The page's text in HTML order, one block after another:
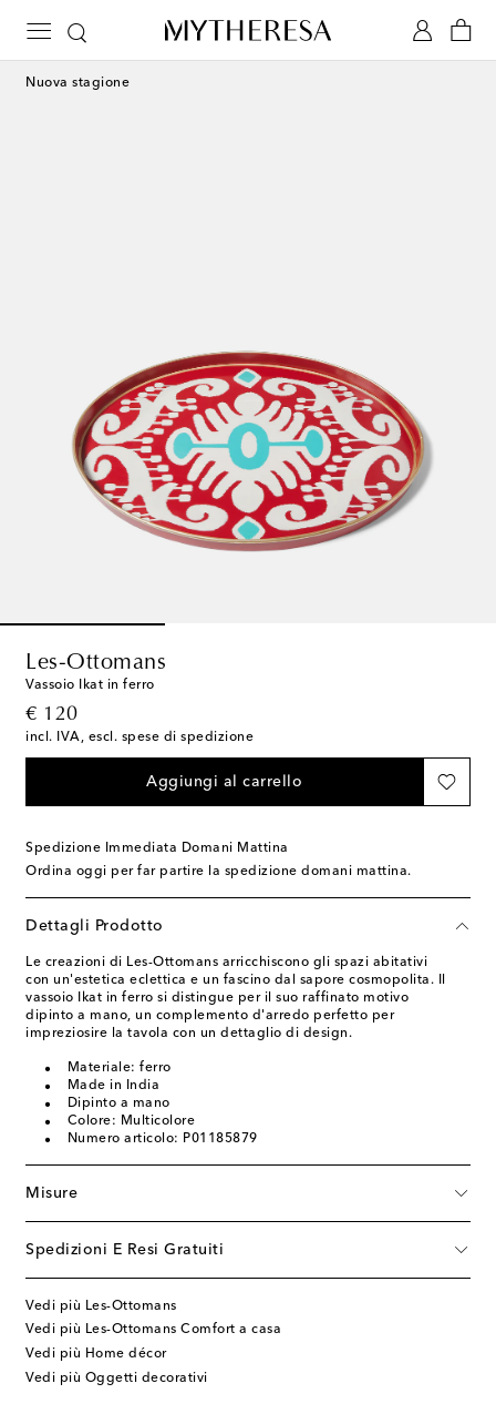
Nuova stagione
Les-Ottomans
Vassoio Ikat in ferro
€ 120
original price
incl. IVA, escl. spese di spedizione
Aggiungi al carrello
Spedizione Immediata Domani Mattina
Ordina oggi per far partire la spedizione domani mattina.
Dettagli Prodotto
Le creazioni di Les-Ottomans arricchiscono gli spazi abitativi
con un'estetica eclettica e un fascino dal sapore cosmopolita. Il
vassoio Ikat in ferro si distingue per il suo raffinato motivo
dipinto a mano, un complemento d'arredo perfetto per
impreziosire la tavola con un dettaglio di design.
Materiale: ferro
Made in India
Dipinto a mano
Colore: Multicolore
Numero articolo: P01185879
Misure
Spedizioni E Resi Gratuiti
Vedi più Les-Ottomans
Vedi più Les-Ottomans Comfort a casa
Vedi più Home décor
Vedi più Oggetti decorativi